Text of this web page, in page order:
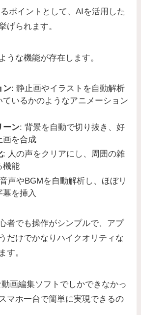
ポイントとして、AIを活用した
げられます。
うな機能が存在します。
ン: 静止画やイラストを自動解析
ているかのようなアニメーション
ーン: 背景を自動で切り抜き、好
画を合成
: 人の声をクリアにし、周囲の雑
機能
声やBGMを自動解析し、ほぼリ
を挿入
者でも操作がシンプルで、アプ
だけでかなりハイクオリティな
す。
画編集ソフトでしかできなかっ
マホ一台で簡単に実現できるの